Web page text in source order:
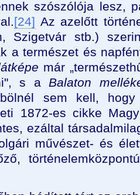
szószólója lesz,
[24] Az azelőtt
Szigetvár stb.)
a természet és
már
s a Balaton
sem kell,
1872-es cikke
ezáltal
művészet- és